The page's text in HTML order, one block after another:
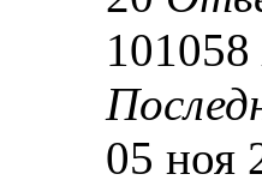
101058
05 ноя